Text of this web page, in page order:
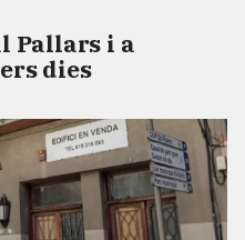
Pallars i a
dies